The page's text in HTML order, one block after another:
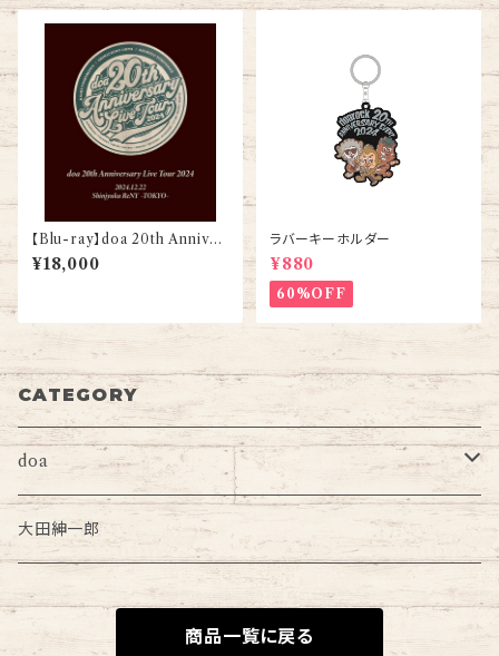
【Blu-ray】doa 20th Anniver
sary Live Tour 2024（12/22
東京・千秋楽）
¥18,000
ラバーキーホルダー
¥880
60%OFF
CATEGORY
doa
Tシャツ・タオル・バッグ・ポーチ
キーホルダー・アクスタ・小物
大田紳一郎
商品一覧に戻る